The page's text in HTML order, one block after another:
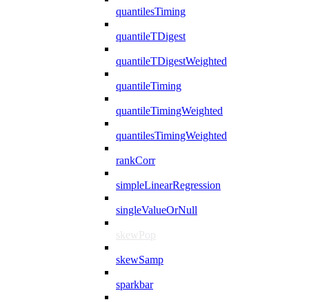
quantilesTiming
quantileTDigest
quantileTDigestWeighted
quantileTiming
quantileTimingWeighted
quantilesTimingWeighted
rankCorr
simpleLinearRegression
singleValueOrNull
skewPop
skewSamp
sparkbar